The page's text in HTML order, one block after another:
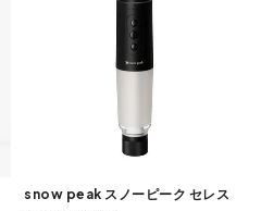
snow peak スノーピーク セレス